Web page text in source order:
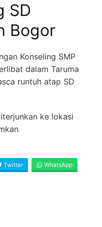
SD
Bogor
Konseling SMP
dalam Taruma
runtuh atap SD
ke lokasi
Twitter WhatsApp